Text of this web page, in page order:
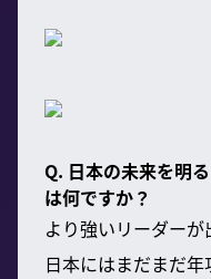
Q. 日本の未来を明
は何ですか？
より強いリーダーが
日本にはまだまだ